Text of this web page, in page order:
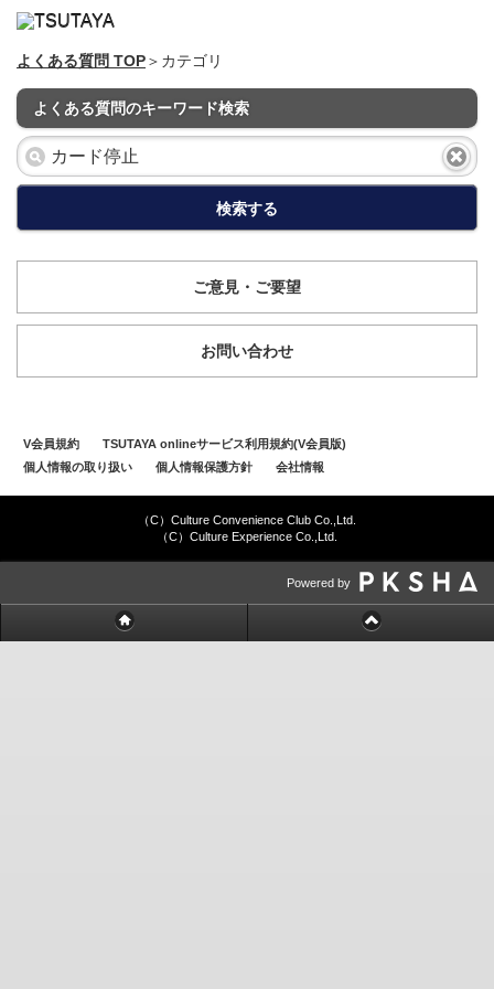
よくある質問 TOP＞カテゴリ
よくある質問のキーワード検索
検索する
ご意見・ご要望
お問い合わせ
V会員規約
TSUTAYA onlineサービス利用規約(V会員版)
個人情報の取り扱い
個人情報保護方針 会社情報
（C）Culture Convenience Club Co.,Ltd.
（C）Culture Experience Co.,Ltd.
Powered by